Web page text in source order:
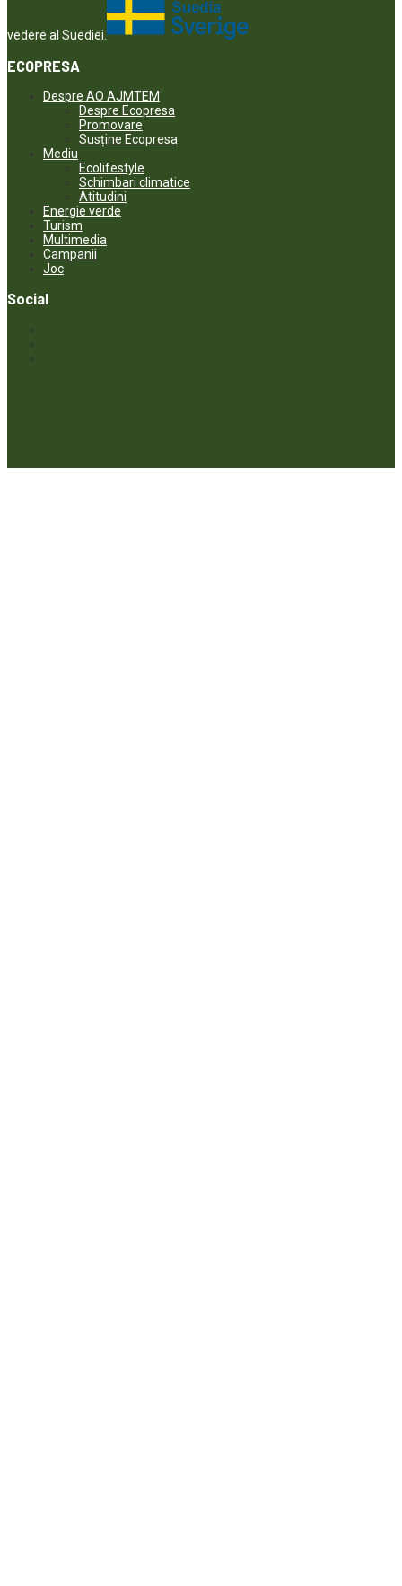
vedere al Suediei.
ECOPRESA
Despre AO AJMTEM
Despre Ecopresa
Promovare
Susține Ecopresa
Mediu
Ecolifestyle
Schimbari climatice
Atitudini
Energie verde
Turism
Multimedia
Campanii
Joc
Social